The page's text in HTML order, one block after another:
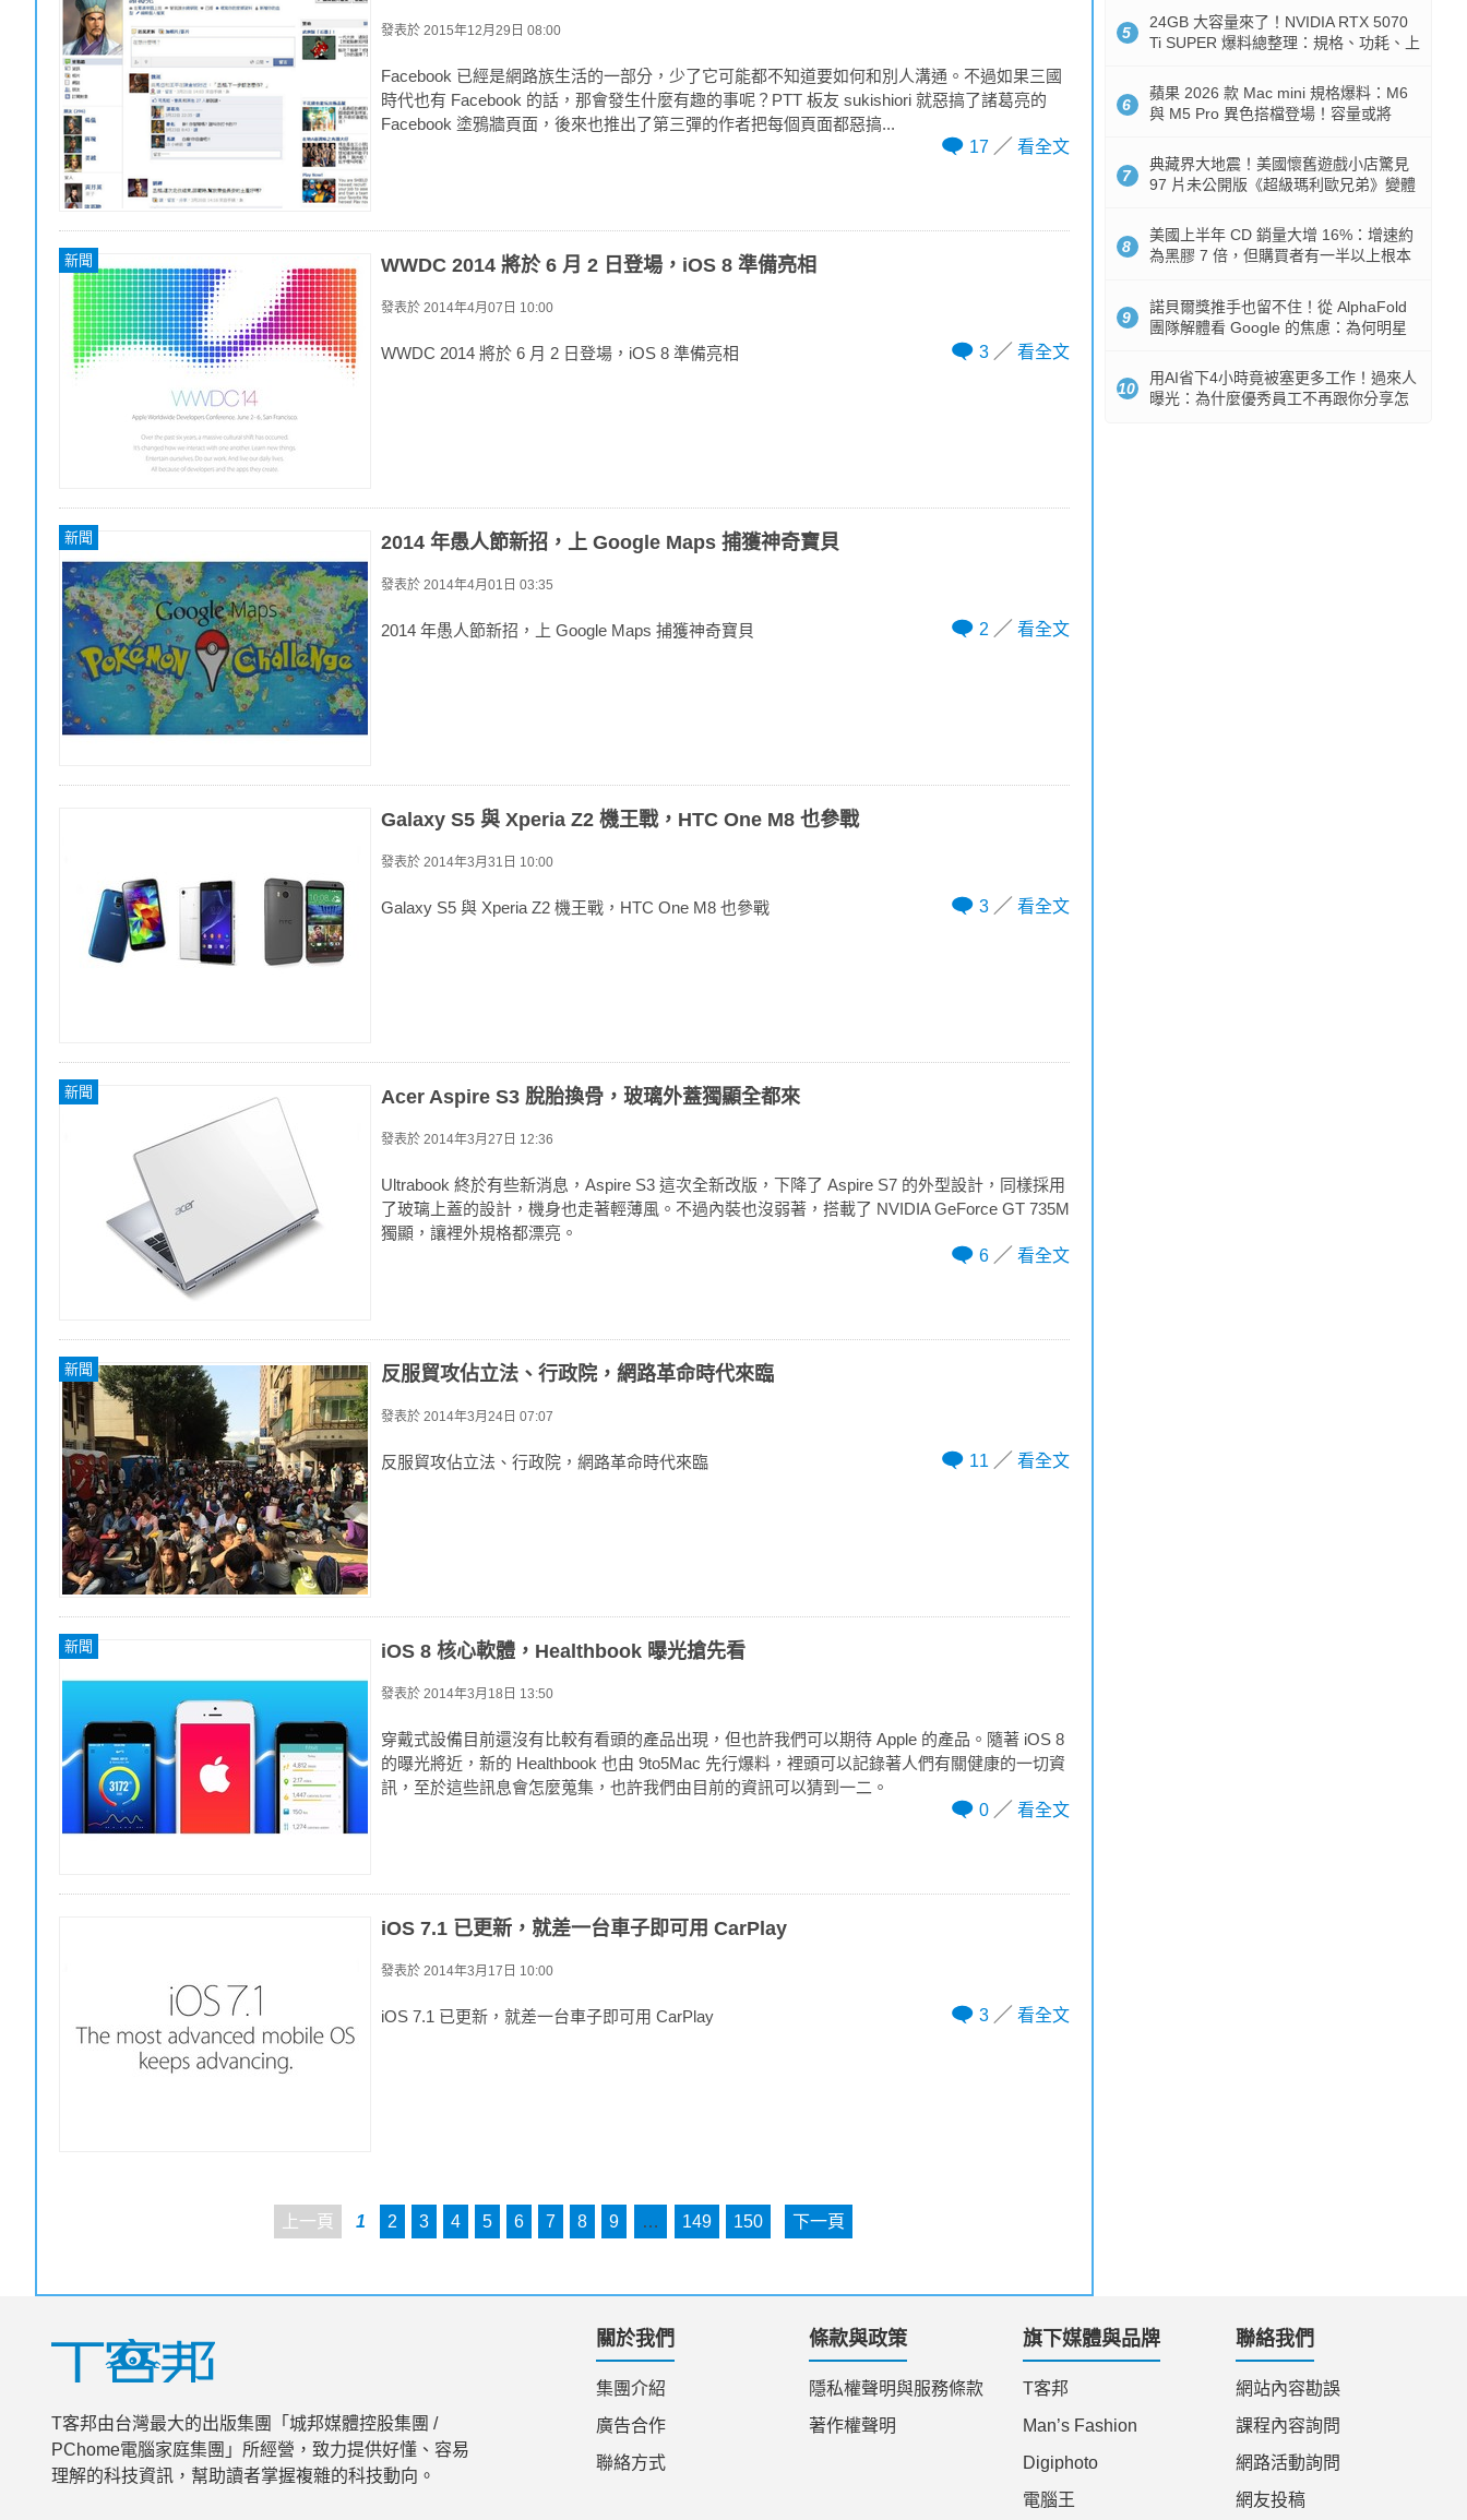
發表於 2015年12月29日 08:00
Facebook 已經是網路族生活的一部分，少了它可能都不知道要如何和別人溝通。不過如果三國
時代也有 Facebook 的話，那會發生什麼有趣的事呢？PTT 板友 sukishiori 就惡搞了諸葛亮的
Facebook 塗鴉牆頁面，後來也推出了第三彈的作者把每個頁面都惡搞...
17
看全文
新聞 WWDC 2014 將於 6 月 2 日登場，iOS 8 準備亮相
發表於 2014年4月07日 10:00
WWDC 2014 將於 6 月 2 日登場，iOS 8 準備亮相 3 看全文
新聞 2014 年愚人節新招，上 Google Maps 捕獲神奇寶貝
發表於 2014年4月01日 03:35
2014 年愚人節新招，上 Google Maps 捕獲神奇寶貝 2 看全文
Galaxy S5 與 Xperia Z2 機王戰，HTC One M8 也參戰
發表於 2014年3月31日 10:00
Galaxy S5 與 Xperia Z2 機王戰，HTC One M8 也參戰 3 看全文
新聞 Acer Aspire S3 脫胎換骨，玻璃外蓋獨顯全都來
發表於 2014年3月27日 12:36
Ultrabook 終於有些新消息，Aspire S3 這次全新改版，下降了 Aspire S7 的外型設計，同樣採用
了玻璃上蓋的設計，機身也走著輕薄風。不過內裝也沒弱著，搭載了 NVIDIA GeForce GT 735M
獨顯，讓裡外規格都漂亮。
6
看全文
新聞 反服貿攻佔立法、行政院，網路革命時代來臨
發表於 2014年3月24日 07:07
反服貿攻佔立法、行政院，網路革命時代來臨 11 看全文
新聞 iOS 8 核心軟體，Healthbook 曝光搶先看
發表於 2014年3月18日 13:50
穿戴式設備目前還沒有比較有看頭的產品出現，但也許我們可以期待 Apple 的產品。隨著 iOS 8
的曝光將近，新的 Healthbook 也由 9to5Mac 先行爆料，裡頭可以記錄著人們有關健康的一切資
訊，至於這些訊息會怎麼蒐集，也許我們由目前的資訊可以猜到一二。
0
看全文
iOS 7.1 已更新，就差一台車子即可用 CarPlay
發表於 2014年3月17日 10:00
iOS 7.1 已更新，就差一台車子即可用 CarPlay 3 看全文
上一頁 1 2 3 4 5 6 7 8 9 … 149 150 下一頁
5
24GB 大容量來了！NVIDIA RTX 5070
Ti SUPER 爆料總整理：規格、功耗、上
6
蘋果 2026 款 Mac mini 規格爆料：M6
與 M5 Pro 異色搭檔登場！容量或將
7
典藏界大地震！美國懷舊遊戲小店驚見
97 片未公開版《超級瑪利歐兄弟》變體
8
美國上半年 CD 銷量大增 16%：增速約
為黑膠 7 倍，但購買者有一半以上根本
9
諾貝爾獎推手也留不住！從 AlphaFold
團隊解體看 Google 的焦慮：為何明星
10
用AI省下4小時竟被塞更多工作！過來人
曝光：為什麼優秀員工不再跟你分享怎
T客邦由台灣最大的出版集團「城邦媒體控股集團 /
PChome電腦家庭集團」所經營，致力提供好懂、容易
理解的科技資訊，幫助讀者掌握複雜的科技動向。
關於我們
集團介紹
廣告合作
聯絡方式
條款與政策
隱私權聲明與服務條款
著作權聲明
旗下媒體與品牌
T客邦
Man’s Fashion
Digiphoto
電腦王
聯絡我們
網站內容勘誤
課程內容詢問
網路活動詢問
網友投稿